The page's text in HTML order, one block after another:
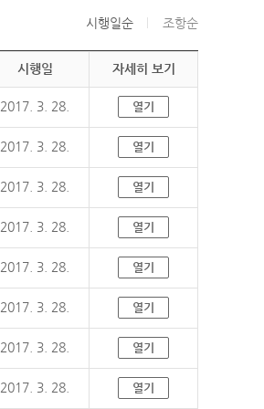
시행일순 조항순
시행일 자세히 보기
2017. 3. 28. 열기
2017. 3. 28. 열기
2017. 3. 28. 열기
2017. 3. 28. 열기
2017. 3. 28. 열기
2017. 3. 28. 열기
2017. 3. 28. 열기
2017. 3. 28. 열기